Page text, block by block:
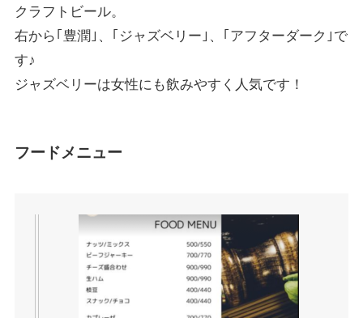
クラフトビール。
右から｢豊潤｣、｢ジャズベリー｣、｢アフターダーク｣で
す♪
ジャズベリーは女性にも飲みやすく人気です！
フードメニュー